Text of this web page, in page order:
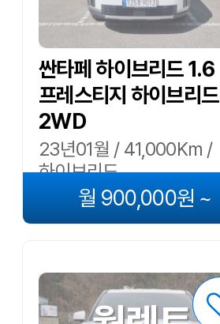
싼타페 하이브리드 1.6
프레스티지 하이브리드
2WD
23년01월 / 41,000Km /
하이브리드
월 900,000원 ~